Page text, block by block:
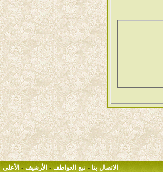
الاتصال بنا - نبع العواطف - الأرشيف - الأعلى